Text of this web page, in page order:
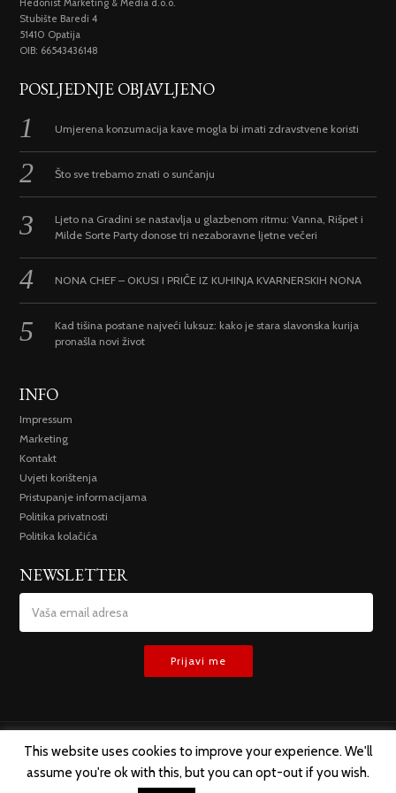
Hedonist Marketing & Media d.o.o.
Stubište Baredi 4
51410 Opatija
OIB: 66543436148
POSLJEDNJE OBJAVLJENO
Umjerena konzumacija kave mogla bi imati zdravstvene koristi
Što sve trebamo znati o sunčanju
Ljeto na Gradini se nastavlja u glazbenom ritmu: Vanna, Rišpet i
Milde Sorte Party donose tri nezaboravne ljetne večeri
NONA CHEF – OKUSI I PRIČE IZ KUHINJA KVARNERSKIH NONA
Kad tišina postane najveći luksuz: kako je stara slavonska kurija
pronašla novi život
INFO
Impressum
Marketing
Kontakt
Uvjeti korištenja
Pristupanje informacijama
Politika privatnosti
Politika kolačića
NEWSLETTER
SVA PRAVA ZADRŽANA @ 2019 TREMESIS D.O.O.
This website uses cookies to improve your experience. We'll
assume you're ok with this, but you can opt-out if you wish.